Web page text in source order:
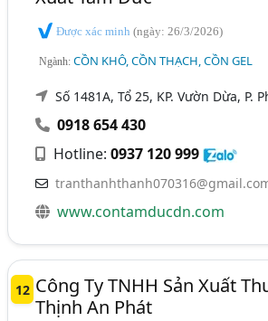
Được xác minh(ngày: 26/3/2026)
Ngành:CỒN KHÔ, CỒN THẠCH, CỒN GEL
Số 1481A, Tổ 25, KP. Vườn Dừa, P.
0918 654 430
Hotline:0937 120 999
www.contamducdn.com
12 Công Ty TNHH Sản Xuất
Thịnh An Phát